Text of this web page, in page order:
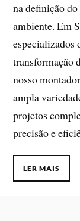
na definição
ambiente. Em
especializados
transformação
nosso
ampla
projetos
precisão e
LER MAIS